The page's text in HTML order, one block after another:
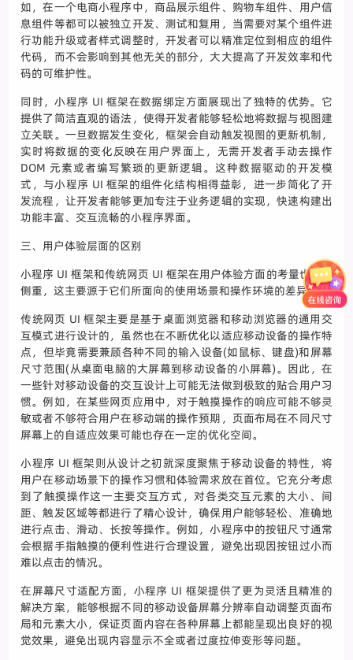
如，在一个电商小程序中，商品展示组件、购物车组件、用户信
息组件等都可以被独立开发、测试和复用，当需要对某个组件进
行功能升级或者样式调整时，开发者可以精准定位到相应的组件
代码，而不会影响到其他无关的部分，大大提高了开发效率和代
码的可维护性。
同时，小程序 UI 框架在数据绑定方面展现出了独特的优势。它
提供了简洁直观的语法，使得开发者能够轻松地将数据与视图建
立关联。一旦数据发生变化，框架会自动触发视图的更新机制，
实时将数据的变化反映在用户界面上，无需开发者手动去操作
DOM 元素或者编写繁琐的更新逻辑。这种数据驱动的开发模
式，与小程序 UI 框架的组件化结构相得益彰，进一步简化了开
发流程，让开发者能够更加专注于业务逻辑的实现，快速构建出
功能丰富、交互流畅的小程序界面。
三、用户体验层面的区别
小程序 UI 框架和传统网页 UI 框架在用户体验方面的考量也各有
侧重，这主要源于它们所面向的使用场景和操作环境的差异。
传统网页 UI 框架主要是基于桌面浏览器和移动浏览器的通用交
互模式进行设计的，虽然也在不断优化以适应移动设备的操作特
点，但毕竟需要兼顾各种不同的输入设备(如鼠标、键盘)和屏幕
尺寸范围(从桌面电脑的大屏幕到移动设备的小屏幕)。因此，在
一些针对移动设备的交互设计上可能无法做到极致的贴合用户习
惯。例如，在某些网页应用中，对于触摸操作的响应可能不够灵
敏或者不够符合用户在移动端的操作预期，页面布局在不同尺寸
屏幕上的自适应效果可能也存在一定的优化空间。
小程序 UI 框架则从设计之初就深度聚焦于移动设备的特性，将
用户在移动场景下的操作习惯和体验需求放在首位。它充分考虑
到了触摸操作这一主要交互方式，对各类交互元素的大小、间
距、触发区域等都进行了精心设计，确保用户能够轻松、准确地
进行点击、滑动、长按等操作。例如，小程序中的按钮尺寸通常
会根据手指触摸的便利性进行合理设置，避免出现因按钮过小而
难以点击的情况。
在屏幕尺寸适配方面，小程序 UI 框架提供了更为灵活且精准的
解决方案，能够根据不同的移动设备屏幕分辨率自动调整页面布
局和元素大小，保证页面内容在各种屏幕上都能呈现出良好的视
觉效果，避免出现内容显示不全或者过度拉伸变形等问题。